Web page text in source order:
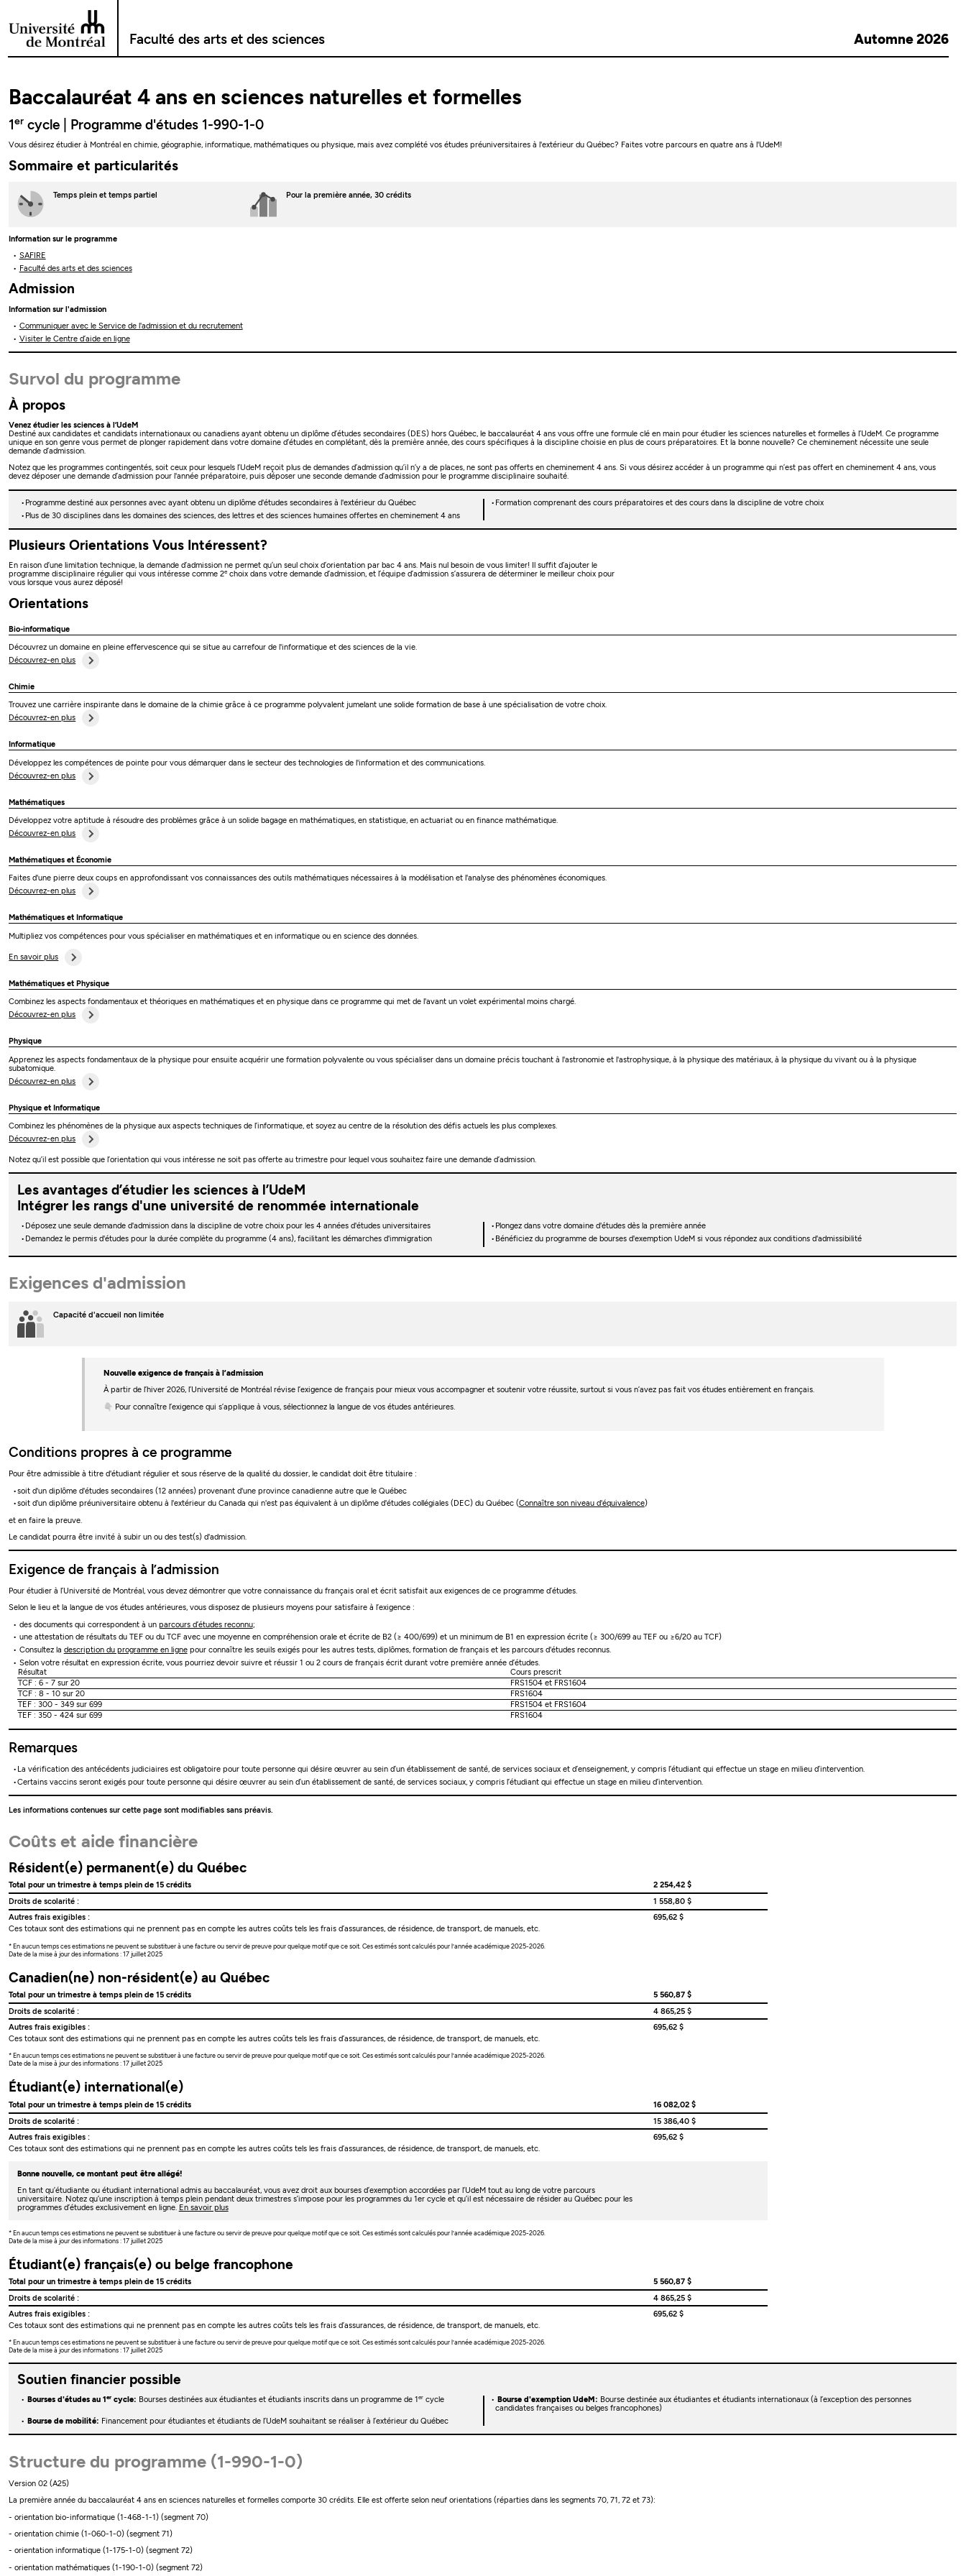
Passer au contenu
Faculté des arts et des sciences
Automne 2026
Baccalauréat 4 ans en sciences naturelles et formelles
1er cycle | Programme d'études 1-990-1-0
Vous désirez étudier à Montréal en chimie, géographie, informatique, mathématiques ou physique, mais avez complété vos études préuniversitaires à l'extérieur du Québec? Faites votre parcours en quatre ans à l'UdeM!
Sommaire et particularités
Temps plein et temps partiel Pour la première année, 30 crédits
Information sur le programme
SAFIRE
Faculté des arts et des sciences
Admission
Information sur l'admission
Communiquer avec le Service de l'admission et du recrutement
Visiter le Centre d’aide en ligne
Survol du programme
À propos
Venez étudier les sciences à l’UdeM
Destiné aux candidates et candidats internationaux ou canadiens ayant obtenu un diplôme d’études secondaires (DES) hors Québec, le baccalauréat 4 ans vous offre une formule clé en main pour étudier les sciences naturelles et formelles à l’UdeM. Ce programme
unique en son genre vous permet de plonger rapidement dans votre domaine d’études en complétant, dès la première année, des cours spécifiques à la discipline choisie en plus de cours préparatoires. Et la bonne nouvelle? Ce cheminement nécessite une seule
demande d’admission.
Notez que les programmes contingentés, soit ceux pour lesquels l’UdeM reçoit plus de demandes d’admission qu’il n’y a de places, ne sont pas offerts en cheminement 4 ans. Si vous désirez accéder à un programme qui n’est pas offert en cheminement 4 ans, vous
devez déposer une demande d’admission pour l'année préparatoire, puis déposer une seconde demande d’admission pour le programme disciplinaire souhaité.
Programme destiné aux personnes avec ayant obtenu un diplôme d'études secondaires à l'extérieur du Québec
Formation comprenant des cours préparatoires et des cours dans la discipline de votre choix
Plus de 30 disciplines dans les domaines des sciences, des lettres et des sciences humaines offertes en cheminement 4 ans
Plusieurs Orientations Vous Intéressent?
En raison d’une limitation technique, la demande d’admission ne permet qu’un seul choix d’orientation par bac 4 ans. Mais nul besoin de vous limiter! Il suffit d’ajouter le
programme disciplinaire régulier qui vous intéresse comme 2e choix dans votre demande d’admission, et l’équipe d’admission s’assurera de déterminer le meilleur choix pour
vous lorsque vous aurez déposé!
Orientations
Bio-informatique
Découvrez un domaine en pleine effervescence qui se situe au carrefour de l'informatique et des sciences de la vie.
Découvrez-en plus
Chimie
Trouvez une carrière inspirante dans le domaine de la chimie grâce à ce programme polyvalent jumelant une solide formation de base à une spécialisation de votre choix.
Découvrez-en plus
Informatique
Développez les compétences de pointe pour vous démarquer dans le secteur des technologies de l'information et des communications.
Découvrez-en plus
Mathématiques
Développez votre aptitude à résoudre des problèmes grâce à un solide bagage en mathématiques, en statistique, en actuariat ou en finance mathématique.
Découvrez-en plus
Mathématiques et Économie
Faites d'une pierre deux coups en approfondissant vos connaissances des outils mathématiques nécessaires à la modélisation et l'analyse des phénomènes économiques.
Découvrez-en plus
Mathématiques et Informatique
Multipliez vos compétences pour vous spécialiser en mathématiques et en informatique ou en science des données.
En savoir plus
Mathématiques et Physique
Combinez les aspects fondamentaux et théoriques en mathématiques et en physique dans ce programme qui met de l'avant un volet expérimental moins chargé.
Découvrez-en plus
Physique
Apprenez les aspects fondamentaux de la physique pour ensuite acquérir une formation polyvalente ou vous spécialiser dans un domaine précis touchant à l'astronomie et l'astrophysique, à la physique des matériaux, à la physique du vivant ou à la physique
subatomique.
Découvrez-en plus
Physique et Informatique
Combinez les phénomènes de la physique aux aspects techniques de l’informatique, et soyez au centre de la résolution des défis actuels les plus complexes.
Découvrez-en plus
Notez qu’il est possible que l’orientation qui vous intéresse ne soit pas offerte au trimestre pour lequel vous souhaitez faire une demande d’admission.
Les avantages d’étudier les sciences à l’UdeM
Intégrer les rangs d'une université de renommée internationale
Déposez une seule demande d'admission dans la discipline de votre choix pour les 4 années d'études universitaires
Plongez dans votre domaine d'études dès la première année
Demandez le permis d'études pour la durée complète du programme (4 ans), facilitant les démarches d'immigration
Bénéficiez du programme de bourses d'exemption UdeM si vous répondez aux conditions d'admissibilité
Exigences d'admission
Capacité d'accueil non limitée
Nouvelle exigence de français à l’admission
À partir de l’hiver 2026, l’Université de Montréal révise l’exigence de français pour mieux vous accompagner et soutenir votre réussite, surtout si vous n’avez pas fait vos études entièrement en français.
👇 Pour connaître l’exigence qui s’applique à vous, sélectionnez la langue de vos études antérieures.
Conditions propres à ce programme
Pour être admissible à titre d'étudiant régulier et sous réserve de la qualité du dossier, le candidat doit être titulaire :
soit d'un diplôme d'études secondaires (12 années) provenant d'une province canadienne autre que le Québec
soit d'un diplôme préuniversitaire obtenu à l'extérieur du Canada qui n'est pas équivalent à un diplôme d'études collégiales (DEC) du Québec (Connaître son niveau d'équivalence)
et en faire la preuve.
Le candidat pourra être invité à subir un ou des test(s) d'admission.
Exigence de français à l’admission
Pour étudier à l’Université de Montréal, vous devez démontrer que votre connaissance du français oral et écrit satisfait aux exigences de ce programme d’études.
Selon le lieu et la langue de vos études antérieures, vous disposez de plusieurs moyens pour satisfaire à l’exigence :
des documents qui correspondent à un parcours d’études reconnu;
une attestation de résultats du TEF ou du TCF avec une moyenne en compréhension orale et écrite de B2 (≥ 400/699) et un minimum de B1 en expression écrite (≥ 300/699 au TEF ou ≥6/20 au TCF)
Consultez la description du programme en lignepour connaître les seuils exigés pour les autres tests, diplômes, formation de français et les parcours d'études reconnus.
Selon votre résultat en expression écrite, vous pourriez devoir suivre et réussir 1 ou 2 cours de français écrit durant votre première année d’études.
Résultat
Cours prescrit
TCF : 6 - 7 sur 20
FRS1504 et FRS1604
TCF : 8 - 10 sur 20
FRS1604
TEF : 300 - 349 sur 699
FRS1504 et FRS1604
TEF : 350 - 424 sur 699
FRS1604
Remarques
La vérification des antécédents judiciaires est obligatoire pour toute personne qui désire œuvrer au sein d’un établissement de santé, de services sociaux et d’enseignement, y compris l’étudiant qui effectue un stage en milieu d’intervention.
Certains vaccins seront exigés pour toute personne qui désire œuvrer au sein d’un établissement de santé, de services sociaux, y compris l’étudiant qui effectue un stage en milieu d’intervention.
Les informations contenues sur cette page sont modifiables sans préavis.
Coûts et aide financière
Résident(e) permanent(e) du Québec
Total pour un trimestre à temps plein de 15 crédits
2 254,42 $
Droits de scolarité :
1 558,80 $
Autres frais exigibles :
695,62 $
Ces totaux sont des estimations qui ne prennent pas en compte les autres coûts tels les frais d’assurances, de résidence, de transport, de manuels, etc.
* En aucun temps ces estimations ne peuvent se substituer à une facture ou servir de preuve pour quelque motif que ce soit. Ces estimés sont calculés pour l’année académique 2025-2026.
Date de la mise à jour des informations : 17 juillet 2025
Canadien(ne) non-résident(e) au Québec
Total pour un trimestre à temps plein de 15 crédits
5 560,87 $
Droits de scolarité :
4 865,25 $
Autres frais exigibles :
695,62 $
Ces totaux sont des estimations qui ne prennent pas en compte les autres coûts tels les frais d’assurances, de résidence, de transport, de manuels, etc.
* En aucun temps ces estimations ne peuvent se substituer à une facture ou servir de preuve pour quelque motif que ce soit. Ces estimés sont calculés pour l’année académique 2025-2026.
Date de la mise à jour des informations : 17 juillet 2025
Étudiant(e) international(e)
Total pour un trimestre à temps plein de 15 crédits
16 082,02 $
Droits de scolarité :
15 386,40 $
Autres frais exigibles :
695,62 $
Ces totaux sont des estimations qui ne prennent pas en compte les autres coûts tels les frais d’assurances, de résidence, de transport, de manuels, etc.
Bonne nouvelle, ce montant peut être allégé!
En tant qu’étudiante ou étudiant international admis au baccalauréat, vous avez droit aux bourses d’exemption accordées par l’UdeM tout au long de votre parcours
universitaire. Notez qu’une inscription à temps plein pendant deux trimestres s’impose pour les programmes du 1er cycle et qu’il est nécessaire de résider au Québec pour les
programmes d’études exclusivement en ligne. En savoir plus
* En aucun temps ces estimations ne peuvent se substituer à une facture ou servir de preuve pour quelque motif que ce soit. Ces estimés sont calculés pour l’année académique 2025-2026.
Date de la mise à jour des informations : 17 juillet 2025
Étudiant(e) français(e) ou belge francophone
Total pour un trimestre à temps plein de 15 crédits
5 560,87 $
Droits de scolarité :
4 865,25 $
Autres frais exigibles :
695,62 $
Ces totaux sont des estimations qui ne prennent pas en compte les autres coûts tels les frais d’assurances, de résidence, de transport, de manuels, etc.
* En aucun temps ces estimations ne peuvent se substituer à une facture ou servir de preuve pour quelque motif que ce soit. Ces estimés sont calculés pour l’année académique 2025-2026.
Date de la mise à jour des informations : 17 juillet 2025
Soutien financier possible
Bourses d'études au 1 ercycle: Bourses destinées aux étudiantes et étudiants inscrits dans un programme de 1 ercycle Bourse d'exemption UdeM: Bourse destinée aux étudiantes et étudiants internationaux (à l’exception des personnes
candidates françaises ou belges francophones)
Bourse de mobilité: Financement pour étudiantes et étudiants de l’UdeM souhaitant se réaliser à l’extérieur du Québec
Structure du programme (1-990-1-0)
Version 02 (A25)
La première année du baccalauréat 4 ans en sciences naturelles et formelles comporte 30 crédits. Elle est offerte selon neuf orientations (réparties dans les segments 70, 71, 72 et 73):
- orientation bio-informatique (1-468-1-1) (segment 70)
- orientation chimie (1-060-1-0) (segment 71)
- orientation informatique (1-175-1-0) (segment 72)
- orientation mathématiques (1-190-1-0) (segment 72)